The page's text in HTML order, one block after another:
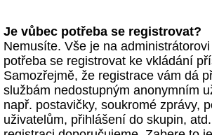
Je vůbec potřeba se registrovat?
Nemusíte. Vše je na
potřeba se registrovat ke vkládání
Samozřejmě, že registrace vám dá
službám nedostupným anonymním
např. postavičky, soukromé zprávy,
uživatelům, přihlášení do skupin,